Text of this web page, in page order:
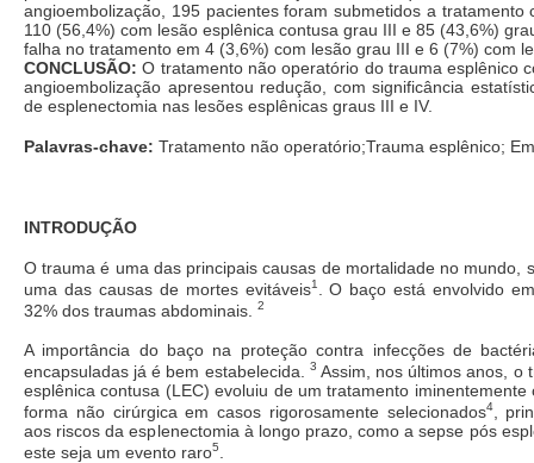
angioembolização, 195 pacientes foram submetidos a tratamento
110 (56,4%) com lesão esplênica contusa grau III e 85 (43,6%)
falha no tratamento em 4 (3,6%) com lesão grau III e 6 (7%) com
CONCLUSÃO: O tratamento não operatório do trauma esplênico
angioembolização apresentou redução, com significância
de esplenectomia nas lesões esplênicas graus III e IV.
Palavras-chave: Tratamento não operatório;Trauma esplênico;
INTRODUÇÃO
O trauma é uma das principais causas de mortalidade no mundo,
uma das causas de mortes evitáveis1
. O baço está envolvido
32% dos traumas abdominais.
2
A importância do baço na proteção contra infecções de
encapsuladas já é bem estabelecida.
3 Assim, nos últimos anos, o
esplênica contusa (LEC) evoluiu de um tratamento iminentemente
forma não cirúrgica em casos rigorosamente selecionados4,
aos riscos da esplenectomia à longo prazo, como a sepse pós
este seja um evento raro5